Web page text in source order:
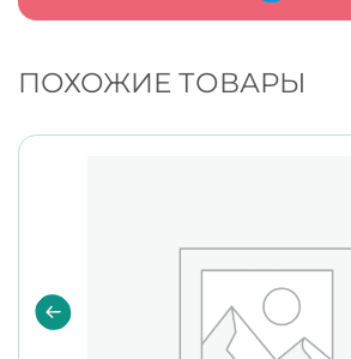
ПОХОЖИЕ ТОВАРЫ